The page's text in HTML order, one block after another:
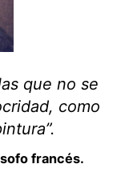
que no se
como
francés.